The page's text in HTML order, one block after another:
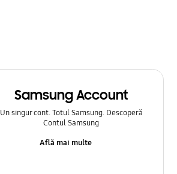
Samsung Account
Un singur cont. Totul Samsung. Descoperă
Contul Samsung
Află mai multe